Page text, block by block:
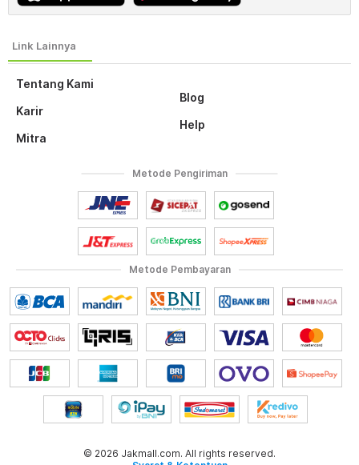
Tentang Kami
Karir
Mitra
Blog
Help
Metode Pembayaran
Metode Pengiriman
© 2026 Jakmall.com. All rights reserved.